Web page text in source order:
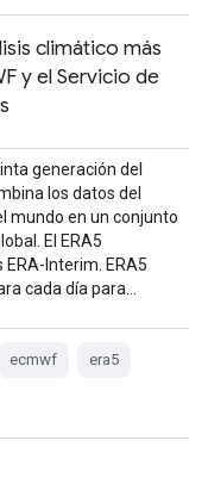
climático más
y el Servicio de
generación del
los datos del
mundo en un conjunto
El ERA5
Interim. ERA5
cada día para…
ecmwf era5